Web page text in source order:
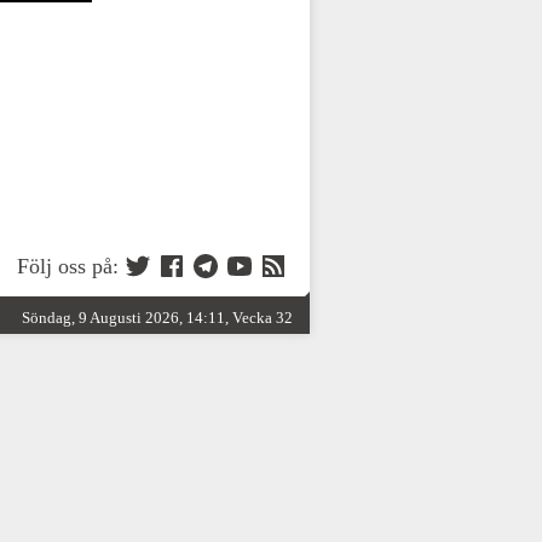
Följ oss på:
Söndag, 9 Augusti 2026, 14:11, Vecka 32